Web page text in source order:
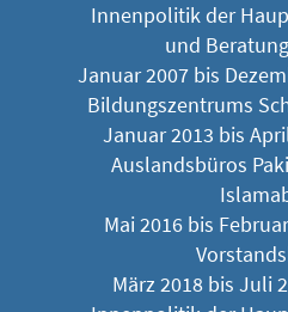
Innenpolitik der
und
Januar 2007 bis
Bildungszentrums
Januar 2013 bis
Auslandsbüros
Mai 2016 bis
März 2018 bis Juli